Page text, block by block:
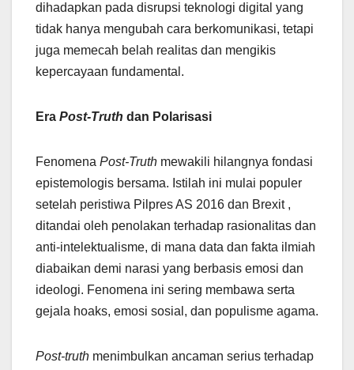
dihadapkan pada disrupsi teknologi digital yang
tidak hanya mengubah cara berkomunikasi, tetapi
juga memecah belah realitas dan mengikis
kepercayaan fundamental.
Era Post-Truth dan Polarisasi
Fenomena Post-Truth mewakili hilangnya fondasi
epistemologis bersama. Istilah ini mulai populer
setelah peristiwa Pilpres AS 2016 dan Brexit ,
ditandai oleh penolakan terhadap rasionalitas dan
anti-intelektualisme, di mana data dan fakta ilmiah
diabaikan demi narasi yang berbasis emosi dan
ideologi. Fenomena ini sering membawa serta
gejala hoaks, emosi sosial, dan populisme agama.
Post-truth menimbulkan ancaman serius terhadap